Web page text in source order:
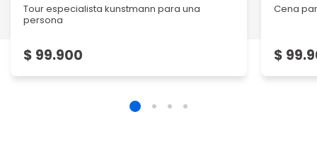
Tour especialista kunstmann para una
persona
$ 99.900
Cena
$